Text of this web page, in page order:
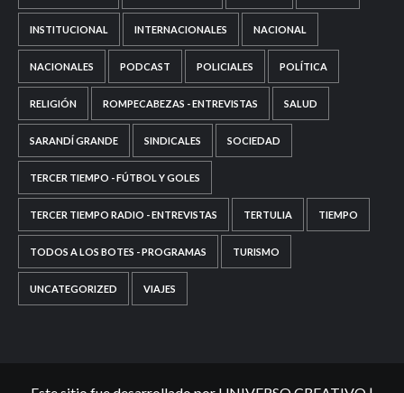
INSTITUCIONAL INTERNACIONALES NACIONAL
NACIONALES PODCAST POLICIALES POLÍTICA
RELIGIÓN ROMPECABEZAS - ENTREVISTAS SALUD
SARANDÍ GRANDE SINDICALES SOCIEDAD
TERCER TIEMPO - FÚTBOL Y GOLES
TERCER TIEMPO RADIO - ENTREVISTAS TERTULIA TIEMPO
TODOS A LOS BOTES - PROGRAMAS TURISMO
UNCATEGORIZED VIAJES